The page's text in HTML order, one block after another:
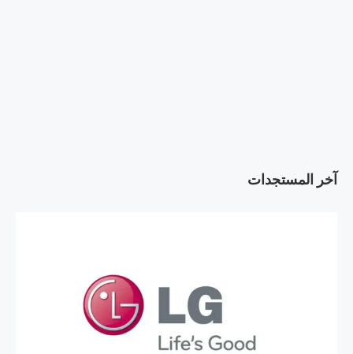
آخر المستجدات